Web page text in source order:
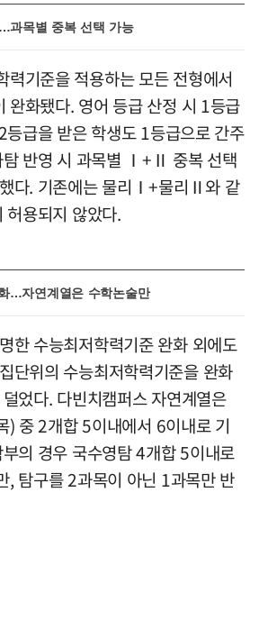
과목별 중복 선택 가능
력기준을 적용하는 모든 전형에서
완화됐다. 영어 등급 산정 시 1등급
급을 받은 학생도 1등급으로 간주
탐 반영 시 과목별 Ⅰ+Ⅱ 중복 선택
다. 기존에는 물리Ⅰ+물리Ⅱ와 같
허용되지 않았다.
…자연계열은 수학논술만
한 수능최저학력기준 완화 외에도
단위의 수능최저학력기준을 완화
었다. 다빈치캠퍼스 자연계열은
) 중 2개합 5이내에서 6이내로 기
의 경우 국수영탐 4개합 5이내로
, 탐구를 2과목이 아닌 1과목만 반